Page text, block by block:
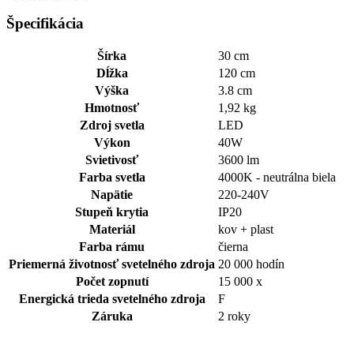
Špecifikácia
Šírka
30 cm
Dĺžka
120 cm
Výška
3.8 cm
Hmotnosť
1,92 kg
Zdroj svetla
LED
Výkon
40W
Svietivosť
3600 lm
Farba svetla
4000K - neutrálna biela
Napätie
220-240V
Stupeň krytia
IP20
Materiál
kov + plast
Farba rámu
čierna
Priemerná životnosť svetelného zdroja 20 000 hodín
Počet zopnutí
15 000 x
Energická trieda svetelného zdroja
F
Záruka
2 roky